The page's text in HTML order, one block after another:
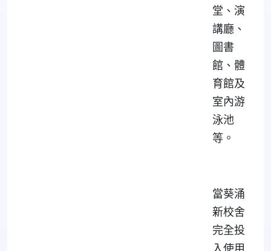
堂、演
講廳、
圖書
館、體
育館及
室內游
泳池
等。
當葵涌
新校舍
完全投